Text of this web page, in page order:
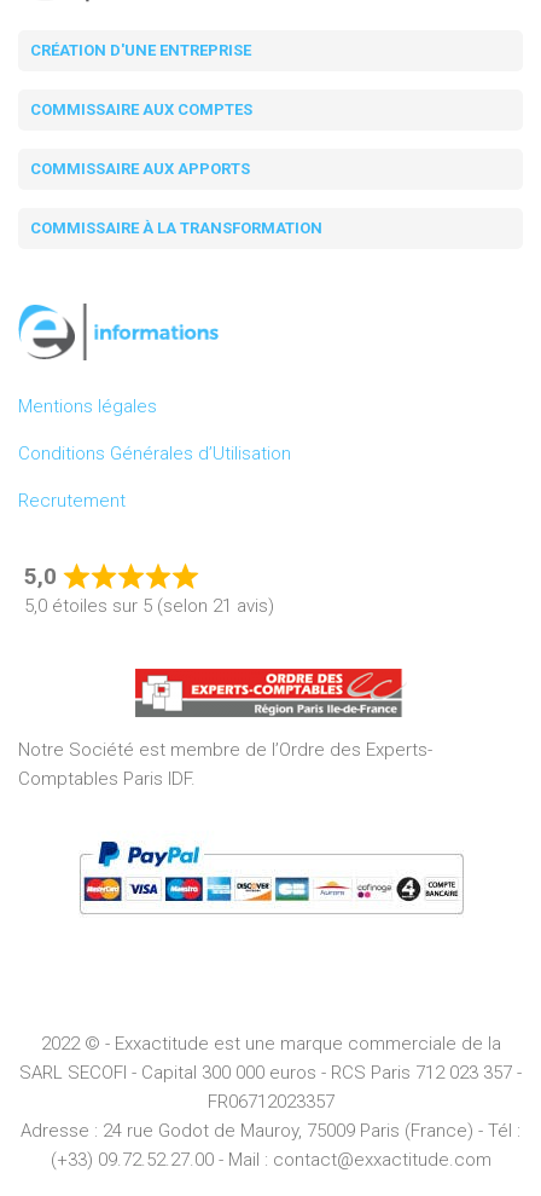
CRÉATION D'UNE ENTREPRISE
COMMISSAIRE AUX COMPTES
COMMISSAIRE AUX APPORTS
COMMISSAIRE À LA TRANSFORMATION
Mentions légales
Conditions Générales d’Utilisation
Recrutement
5,0
Rated
5,0
of
5
5,0 étoiles sur 5 (selon 21 avis)
Notre Société est membre de l’Ordre des Experts-
Comptables Paris IDF.
2022 © - Exxactitude est une marque commerciale de la
SARL SECOFI - Capital 300 000 euros - RCS Paris 712 023 357 -
FR06712023357
Adresse : 24 rue Godot de Mauroy, 75009 Paris (France) - Tél :
(+33) 09.72.52.27.00 - Mail : contact@exxactitude.com